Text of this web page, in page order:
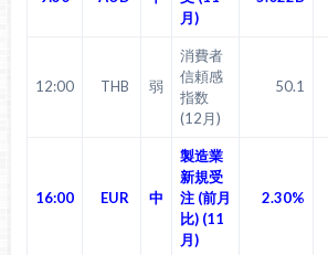
月)
12:00 THB 弱
消費者
信頼感
指数
(12月)
50.1
16:00 EUR 中
製造業
新規受
注 (前月
比) (11
月)
2.30%